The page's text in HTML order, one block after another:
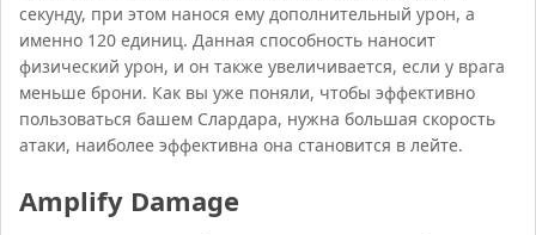
секунду, при этом нанося ему дополнительный урон, а
именно 120 единиц. Данная способность наносит
физический урон, и он также увеличивается, если у врага
меньше брони. Как вы уже поняли, чтобы эффективно
пользоваться башем Слардара, нужна большая скорость
атаки, наиболее эффективна она становится в лейте.
Amplify Damage